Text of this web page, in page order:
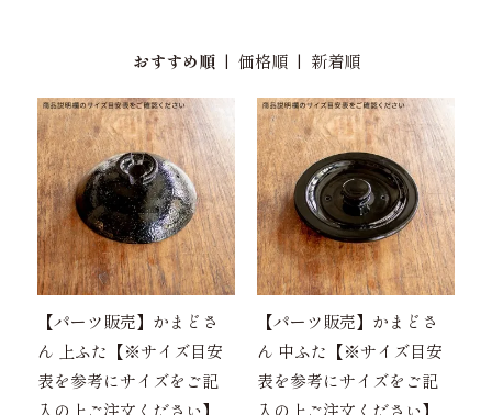
おすすめ順| 価格順| 新着順
【パーツ販売】かまどさ
ん 上ふた【※サイズ目安
表を参考にサイズをご記
【パーツ販売】かまどさ
ん 中ふた【※サイズ目安
表を参考にサイズをご記